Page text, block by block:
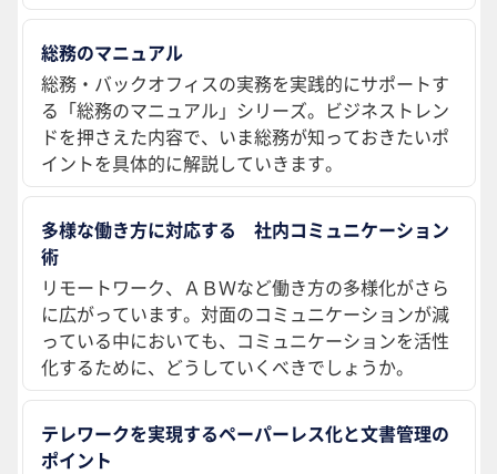
総務のマニュアル
総務・バックオフィスの実務を実践的にサポートす
る「総務のマニュアル」シリーズ。ビジネストレン
ドを押さえた内容で、いま総務が知っておきたいポ
イントを具体的に解説していきます。
多様な働き方に対応する 社内コミュニケーション
術
リモートワーク、ＡＢＷなど働き方の多様化がさら
に広がっています。対面のコミュニケーションが減
っている中においても、コミュニケーションを活性
化するために、どうしていくべきでしょうか。
テレワークを実現するペーパーレス化と文書管理の
ポイント